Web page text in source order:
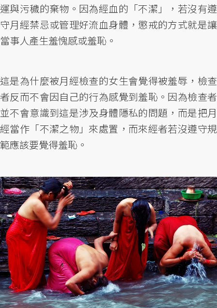
運與污穢的棄物。因為經血的「不潔」，若沒有遵
守月經禁忌或管理好流血身體，懲戒的方式就是讓
當事人產生羞愧感或羞恥。
這是為什麼被月經檢查的女生會覺得被羞辱，檢查
者反而不會因自己的行為感覺到羞恥。因為檢查者
並不會意識到這是涉及身體隱私的問題，而是把月
經當作「不潔之物」來處置，而來經者若沒遵守規
範應該要覺得羞恥。